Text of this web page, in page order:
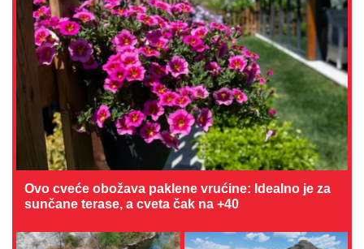
Ovo cveće obožava paklene vrućine: Idealno je za
sunčane terase, a cveta čak na +40